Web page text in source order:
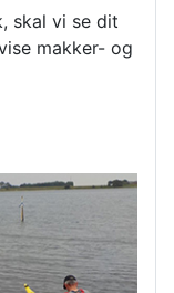
skal vi se dit
makker- og